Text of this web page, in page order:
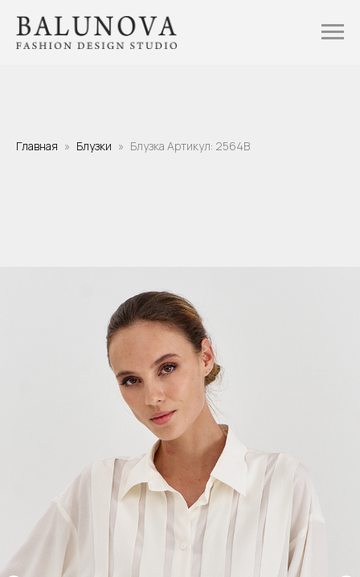
Главная Блузки Блузка Артикул: 2564B